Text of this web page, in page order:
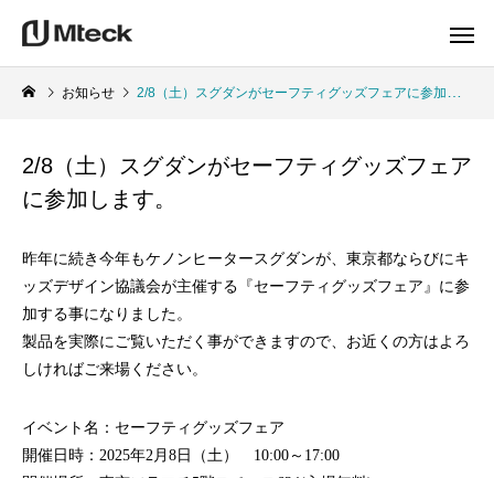
お知らせ 2/8（土）スグダンがセーフティグッズフェアに参加します。
2/8（土）スグダンがセーフティグッズフェア
に参加します。
昨年に続き今年もケノンヒータースグダンが、東京都ならびにキ
ッズデザイン協議会が主催する『セーフティグッズフェア』に参
加する事になりました。
製品を実際にご覧いただく事ができますので、お近くの方はよろ
しければご来場ください。
イベント名：セーフティグッズフェア
開催日時：2025年2月8日（土） 10:00～17:00